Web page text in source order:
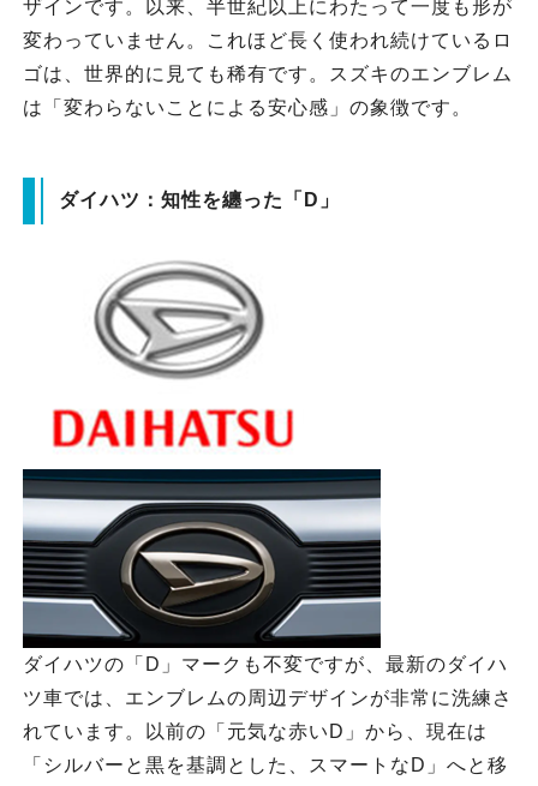
ザインです。以来、半世紀以上にわたって一度も形が
変わっていません。これほど長く使われ続けているロ
ゴは、世界的に見ても稀有です。スズキのエンブレム
は「変わらないことによる安心感」の象徴です。
ダイハツ：知性を纏った「D」
ダイハツの「D」マークも不変ですが、最新のダイハ
ツ車では、エンブレムの周辺デザインが非常に洗練さ
れています。以前の「元気な赤いD」から、現在は
「シルバーと黒を基調とした、スマートなD」へと移